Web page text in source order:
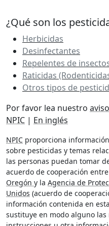
¿Qué son los
Herbicidas
Desinfectantes
Repelentes de
Raticidas
Otros tipos de
Por favor lea nuestro
NPIC | En inglés
NPIC proporciona
sobre pesticidas y temas
las personas puedan tomar
acuerdo de cooperación
Oregón y la Agencia de
Unidos (acuerdo de
información contenida en
sustituye en modo alguno